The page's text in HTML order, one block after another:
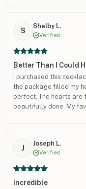
S
Shelby L.
Verified
Better Than I Could
I purchased this
the package filled my
perfect. The hearts are
beautifully done. My
J
Joseph L.
Verified
Incredible